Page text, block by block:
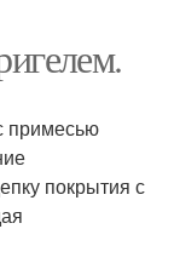
примесью
покрытия с